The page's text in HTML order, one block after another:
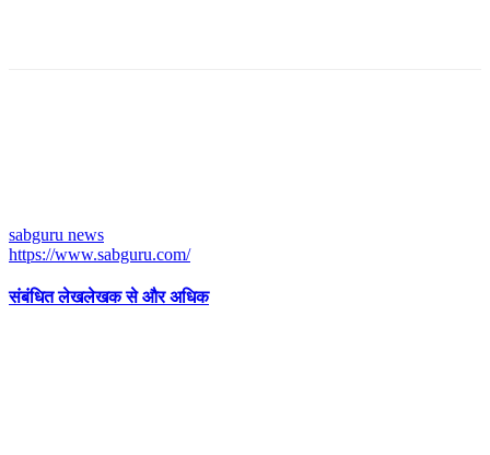
sabguru news
https://www.sabguru.com/
संबंधित लेखलेखक से और अधिक